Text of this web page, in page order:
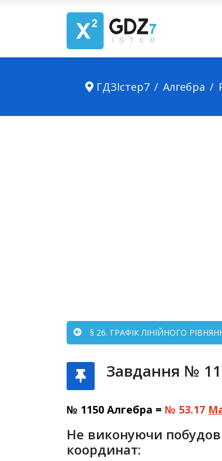
ГДЗІстер7 Алгебра
§ 26. ГРАФІК ЛІНІЙНОГО
Завдання №
№ 1150 Алгебра = № 53.17
Не виконуючи
координат: